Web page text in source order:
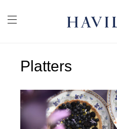
Ouvrir
Platters